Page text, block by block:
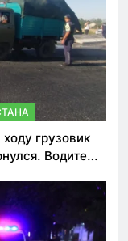
грузовик
Водитель